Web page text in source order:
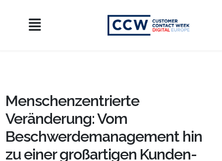
Menschenzentrierte
Veränderung: Vom
Beschwerdemanagement hin
zu einer großartigen Kunden-